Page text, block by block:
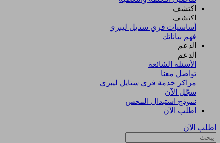
اكتشف​
اكتشف​
أساسيات فري ستايل ليبري
فهم بياناتك
الدعم
الدعم
الأسئلة الشائعة
تواصل معنا
مراكز خدمة فري ستايل ليبري
سجّل الآن​
نموذج استبدال المجس
اطلب الآن
اطلب الآن